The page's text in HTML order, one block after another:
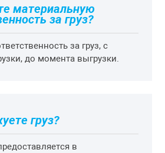
материальную
за груз?
за груз, с
до момента выгрузки.
груз?
в